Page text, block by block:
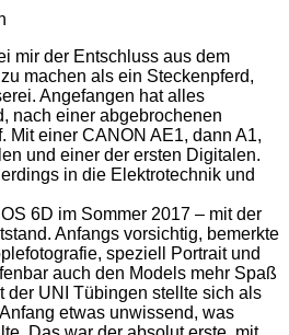
mir der Entschluss aus dem
machen als ein Steckenpferd,
Angefangen hat alles
nach einer abgebrochenen
Mit einer CANON AE1, dann A1,
und einer der ersten Digitalen.
in die Elektrotechnik und
6D im Sommer 2017 – mit der
Anfangs vorsichtig, bemerkte
speziell Portrait und
auch den Models mehr Spaß
der UNI Tübingen stellte sich als
etwas unwissend, was